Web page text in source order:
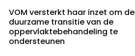
VOM versterkt haar inzet om de
duurzame transitie van de
oppervlaktebehandeling te
ondersteunen